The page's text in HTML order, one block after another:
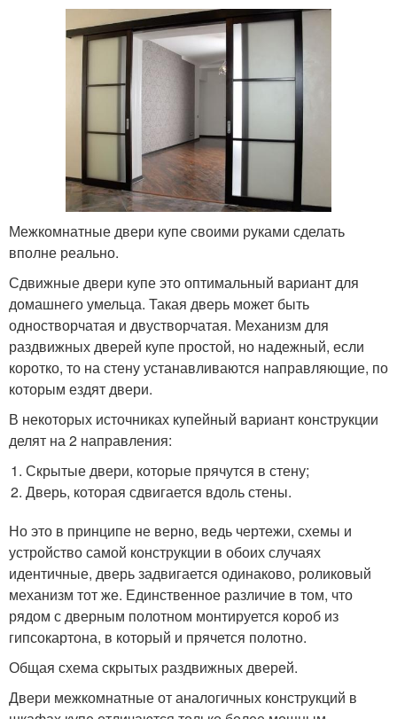
Межкомнатные двери купе своими руками сделать
вполне реально.
Сдвижные двери купе это оптимальный вариант для
домашнего умельца. Такая дверь может быть
одностворчатая и двустворчатая. Механизм для
раздвижных дверей купе простой, но надежный, если
коротко, то на стену устанавливаются направляющие, по
которым ездят двери.
В некоторых источниках купейный вариант конструкции
делят на 2 направления:
Скрытые двери, которые прячутся в стену;
Дверь, которая сдвигается вдоль стены.
Но это в принципе не верно, ведь чертежи, схемы и
устройство самой конструкции в обоих случаях
идентичные, дверь задвигается одинаково, роликовый
механизм тот же. Единственное различие в том, что
рядом с дверным полотном монтируется короб из
гипсокартона, в который и прячется полотно.
Общая схема скрытых раздвижных дверей.
Двери межкомнатные от аналогичных конструкций в